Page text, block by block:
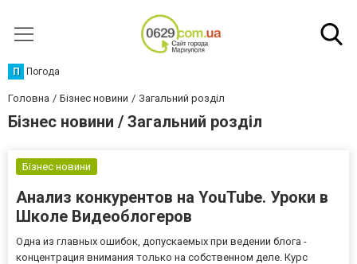
П Погода
Головна Бізнес новини Загальний розділ
Бізнес новини / Загальний розділ
Бізнес новини
Анализ конкурентов на YouTube. Уроки в
Школе Видеоблогеров
Одна из главных ошибок, допускаемых при ведении блога -
концентрация внимания только на собственном деле. Курс